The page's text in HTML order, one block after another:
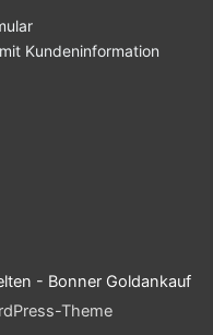
Kundeninformation
- Bonner Goldankauf
Theme